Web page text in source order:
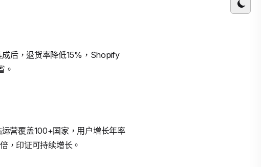
后，退货率降低15%，Shopify
。
营覆盖100+国家，用户增长年率
，印证可持续增长。